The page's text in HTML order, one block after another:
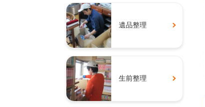
遺品整理
生前整理